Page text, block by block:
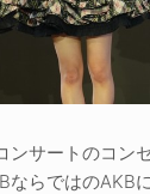
ンサートのコン
ならではのAKB